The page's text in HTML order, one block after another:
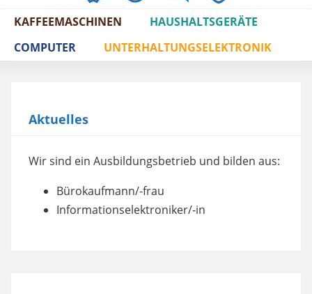
/
AGBS
KAFFEEMASCHINEN
HAUSHALTSGERÄTE
COMPUTER
UNTERHALTUNGSELEKTRONIK
Aktuelles
Wir sind ein Ausbildungsbetrieb und bilden aus:
Bürokaufmann/-frau
Informationselektroniker/-in